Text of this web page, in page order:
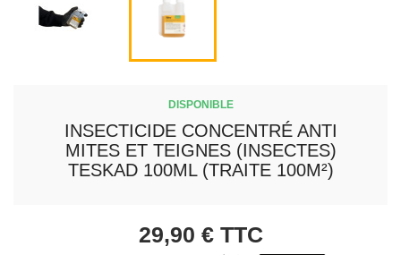
DISPONIBLE
INSECTICIDE CONCENTRÉ ANTI
MITES ET TEIGNES (INSECTES)
TESKAD 100ML (TRAITE 100M²)
29,90 € TTC